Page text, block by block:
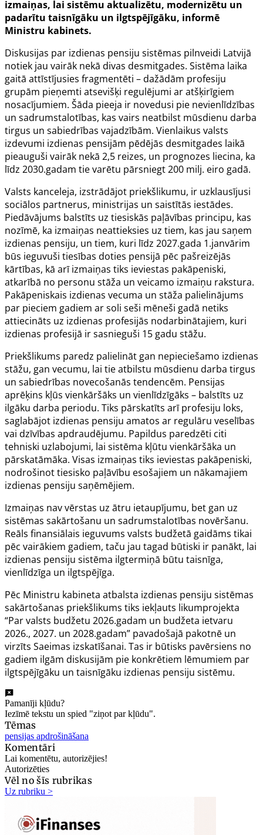
izmaiņas, lai sistēmu aktualizētu, modernizētu un
padarītu taisnīgāku un ilgtspējīgāku, informē
Ministru kabinets.
Diskusijas par izdienas pensiju sistēmas pilnveidi Latvijā
notiek jau vairāk nekā divas desmitgades. Sistēma laika
gaitā attīstījusies fragmentēti – dažādām profesiju
grupām pieņemti atsevišķi regulējumi ar atšķirīgiem
nosacījumiem. Šāda pieeja ir novedusi pie nevienlīdzības
un sadrumstalotības, kas vairs neatbilst mūsdienu darba
tirgus un sabiedrības vajadzībām. Vienlaikus valsts
izdevumi izdienas pensijām pēdējās desmitgades laikā
pieauguši vairāk nekā 2,5 reizes, un prognozes liecina, ka
līdz 2030.gadam tie varētu pārsniegt 200 milj. eiro gadā.
Valsts kanceleja, izstrādājot priekšlikumu, ir uzklausījusi
sociālos partnerus, ministrijas un saistītās iestādes.
Piedāvājums balstīts uz tiesiskās paļāvības principu, kas
nozīmē, ka izmaiņas neattieksies uz tiem, kas jau saņem
izdienas pensiju, un tiem, kuri līdz 2027.gada 1.janvārim
būs ieguvuši tiesības doties pensijā pēc pašreizējās
kārtības, kā arī izmaiņas tiks ieviestas pakāpeniski,
atkarībā no personu stāža un veicamo izmaiņu rakstura.
Pakāpeniskais izdienas vecuma un stāža palielinājums
par pieciem gadiem ar soli seši mēneši gadā netiks
attiecināts uz izdienas profesijās nodarbinātajiem, kuri
izdienas profesijā ir sasnieguši 15 gadu stāžu.
Priekšlikums paredz palielināt gan nepieciešamo izdienas
stāžu, gan vecumu, lai tie atbilstu mūsdienu darba tirgus
un sabiedrības novecošanās tendencēm. Pensijas
aprēķins kļūs vienkāršāks un vienlīdzīgāks – balstīts uz
ilgāku darba periodu. Tiks pārskatīts arī profesiju loks,
saglabājot izdienas pensiju amatos ar regulāru veselības
vai dzīvības apdraudējumu. Papildus paredzēti citi
tehniski uzlabojumi, lai sistēma kļūtu vienkāršāka un
pārskatāmāka. Visas izmaiņas tiks ieviestas pakāpeniski,
nodrošinot tiesisko paļāvību esošajiem un nākamajiem
izdienas pensiju saņēmējiem.
Izmaiņas nav vērstas uz ātru ietaupījumu, bet gan uz
sistēmas sakārtošanu un sadrumstalotības novēršanu.
Reāls finansiālais ieguvums valsts budžetā gaidāms tikai
pēc vairākiem gadiem, taču jau tagad būtiski ir panākt, lai
izdienas pensiju sistēma ilgtermiņā būtu taisnīga,
vienlīdzīga un ilgtspējīga.
Pēc Ministru kabineta atbalsta izdienas pensiju sistēmas
sakārtošanas priekšlikums tiks iekļauts likumprojekta
“Par valsts budžetu 2026.gadam un budžeta ietvaru
2026., 2027. un 2028.gadam” pavadošajā pakotnē un
virzīts Saeimas izskatīšanai. Tas ir būtisks pavērsiens no
gadiem ilgām diskusijām pie konkrētiem lēmumiem par
ilgtspējīgāku un taisnīgāku izdienas pensiju sistēmu.
Pamanīji kļūdu?
Iezīmē tekstu un spied "ziņot par kļūdu".
Tēmas
pensijas apdrošināšana
Komentāri
Lai komentētu, autorizējies!
Autorizēties
Vēl no šīs rubrikas
Uz rubriku >